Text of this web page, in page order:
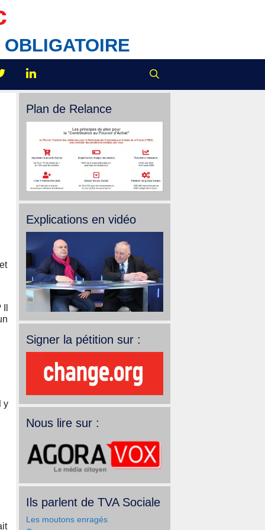
y
Plan de Relance
Explications en vidéo
Signer la pétition sur :
Nous lire sur :
Ils parlent de TVA Sociale
Les moutons enragés